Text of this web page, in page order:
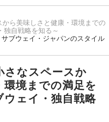
から美味しさと健康・環境までの
独自戦略を知る～
ブウェイ・ジャパンのスタイル
さなスペースか
環境までの満足を
ェイ・独自戦略